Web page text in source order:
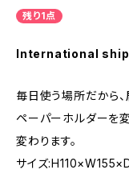
残り1点
International
毎日使う場所だから
ペーパーホルダーを
変わります。
サイズ